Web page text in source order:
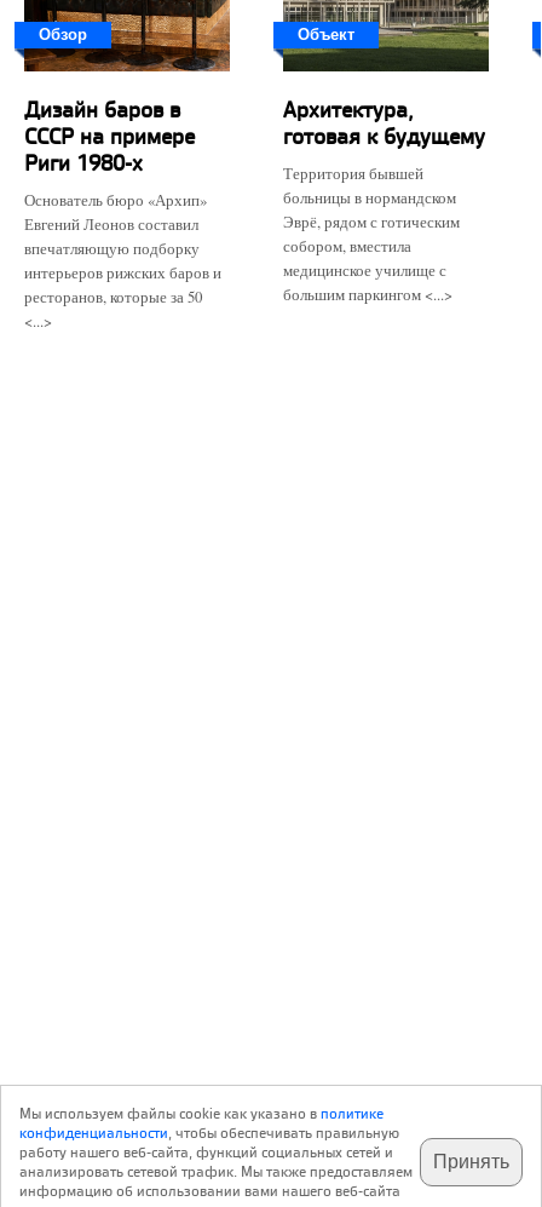
Обзор
Дизайн баров в
СССР на примере
Риги 1980-х
Основатель бюро «Архип»
Евгений Леонов составил
впечатляющую подборку
интерьеров рижских баров и
ресторанов, которые за 50
<...>
Объект
Архитектура,
готовая к будущему
Территория бывшей
больницы в нормандском
Эврё, рядом с готическим
собором, вместила
медицинское училище с
большим паркингом <...>
подпишитесь на наш
телеграм @archi_ru
✕
Мы используем файлы cookie как указано вполитике
конфиденциальности, чтобы обеспечивать правильную
работу нашего веб-сайта, функций социальных сетей и
анализировать сетевой трафик. Мы также предоставляем
информацию об использовании вами нашего веб-сайта
Принять